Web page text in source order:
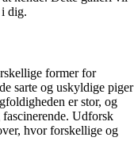
dig.
former for
sarte og uskyldige piger
er stor, og
Udforsk
hvor forskellige og